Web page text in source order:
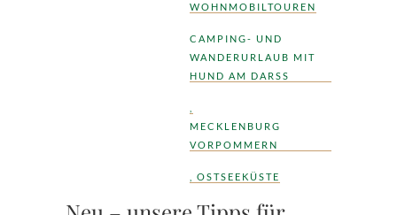
WOHNMOBILTOUREN
CAMPING- UND
WANDERURLAUB MIT
HUND AM DARSS
MECKLENBURG
VORPOMMERN
OSTSEEKÜSTE